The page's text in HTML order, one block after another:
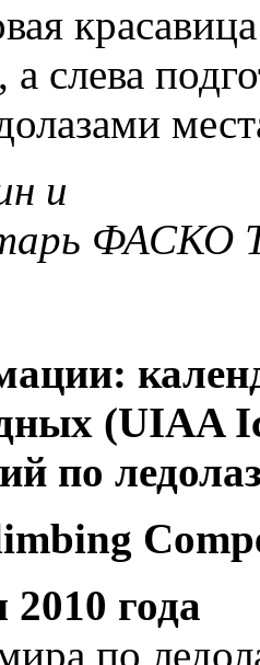
слева
и
ФАСКО
(UIAA
по
2010 года
по